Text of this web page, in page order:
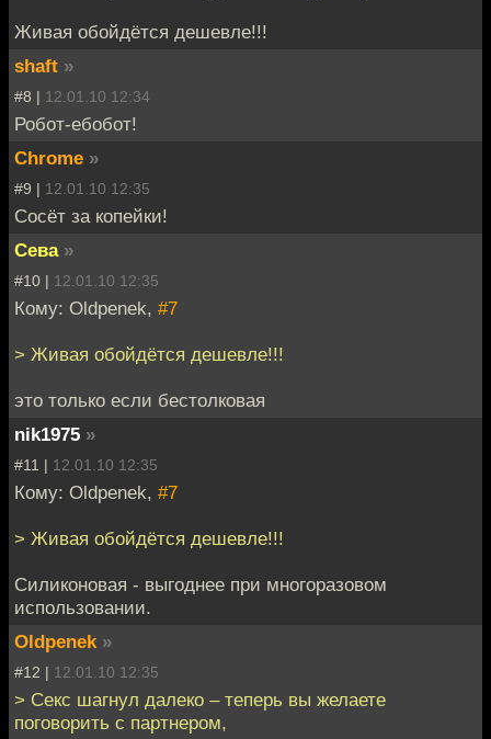
Живая обойдётся дешевле!!!
shaft »
#8 | 12.01.10 12:34
Робот-ебобот!
Chrome »
#9 | 12.01.10 12:35
Сосёт за копейки!
Сева »
#10 | 12.01.10 12:35
Кому: Oldpenek, #7
> Живая обойдётся дешевле!!!
это только если бестолковая
nik1975 »
#11 | 12.01.10 12:35
Кому: Oldpenek, #7
> Живая обойдётся дешевле!!!
Силиконовая - выгоднее при многоразовом
использовании.
Oldpenek »
#12 | 12.01.10 12:35
> Секс шагнул далеко – теперь вы желаете
поговорить с партнером,